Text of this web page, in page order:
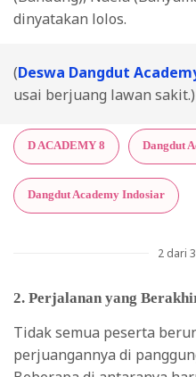
dinyatakan lolos.
(Deswa Dangdut
usai berjuang lawan sakit.)
D ACADEMY 8 Dangdut
Dangdut Academy Indosiar
2 dari
2. Perjalanan yang
Tidak semua peserta
perjuangannya di